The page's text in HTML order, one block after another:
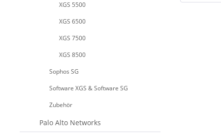
XGS 5500
XGS 6500
XGS 7500
XGS 8500
Sophos SG
Software XGS & Software SG
Zubehör
Palo Alto Networks